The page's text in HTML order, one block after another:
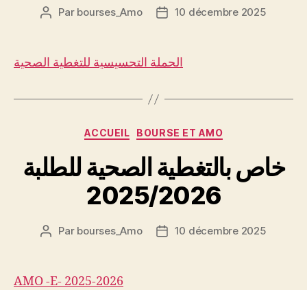
Auteur
Par bourses_Amo
Date10 décembre 2025
الحملة التحسيسية للتغطية الصحية
Catégories
ACCUEIL BOURSE ET AMO
خاص بالتغطية الصحية للطلبة
2025/2026
Auteur
Par bourses_Amo
Date10 décembre 2025
AMO -E- 2025-2026